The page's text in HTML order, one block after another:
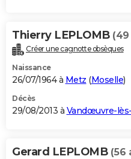
Thierry LEPLOMB (49
Créer une cagnotte obsèques
Naissance
26/07/1964 à Metz (Moselle)
Décès
29/08/2013 à Vandœuvre-
Gerard LEPLOMB (56